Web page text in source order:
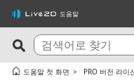
도움말
최신 FAQ
도움이 되는 질문
도움말 첫 화면 PRO 버전 라이